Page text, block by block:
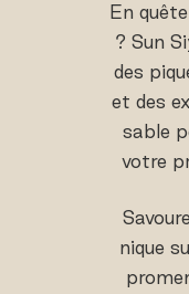
En
? Sun
des
et des
sable
votre
nique